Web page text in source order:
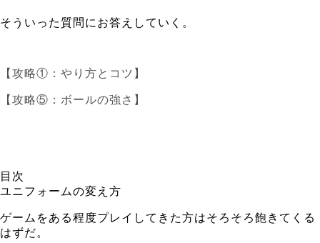
そういった質問にお答えしていく。
【攻略①：やり方とコツ】
【攻略⑤：ボールの強さ】
目次
ユニフォームの変え方
ゲームをある程度プレイしてきた方はそろそろ飽きてくる
はずだ。